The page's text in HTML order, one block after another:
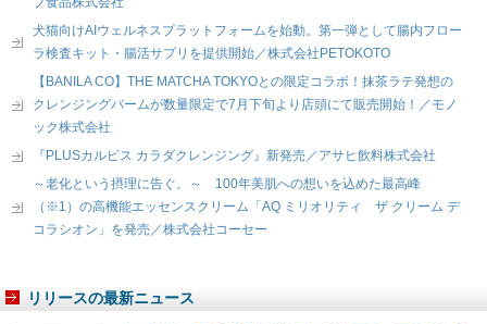
犬猫向けAIウェルネスプラットフォームを始動。第一弾として腸内フロー
ラ検査キット・腸活サプリを提供開始／株式会社PETOKOTO
【BANILA CO】THE MATCHA TOKYOとの限定コラボ！抹茶ラテ発想の
クレンジングバームが数量限定で7月下旬より店頭にて販売開始！／モノ
ック株式会社
『PLUSカルピス カラダクレンジング』新発売／アサヒ飲料株式会社
～老化という摂理に告ぐ。～ 100年美肌への想いを込めた最高峰
（※1）の高機能エッセンスクリーム「AQ ミリオリティ ザ クリーム デ
コラシオン」を発売／株式会社コーセー
リリースの最新ニュース